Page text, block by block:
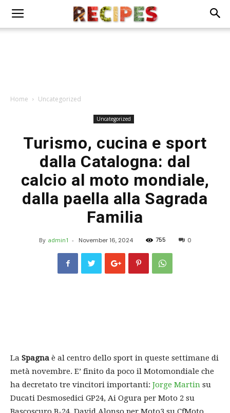
Home Uncategorized
Uncategorized
Turismo, cucina e sport
dalla Catalogna: dal
calcio al moto mondiale,
dalla paella alla Sagrada
Familia
By admin1 - November 16, 2024 755 0
La Spagna è al centro dello sport in queste settimane di
metà novembre. E’ finito da poco il Motomondiale che
ha decretato tre vincitori importanti: Jorge Martin su
Ducati Desmosedici GP24, Ai Ogura per Moto 2 su